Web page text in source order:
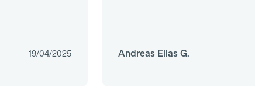
19/04/2025 Andreas Elias G.